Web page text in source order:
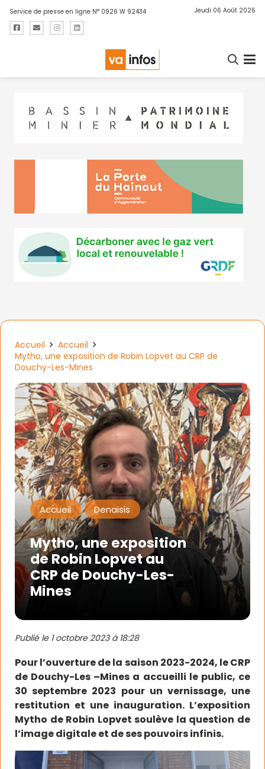
Service de presse en ligne N° 0926 W 92434 Jeudi 06 Août 2026
Accueil
Accueil
Mytho, une exposition de Robin Lopvet au CRP de
Douchy-Les-Mines
Accueil Denaisis
Mytho, une exposition
de Robin Lopvet au
CRP de Douchy-Les-
Mines
Publié le 1 octobre 2023 à 18:28
Pour l’ouverture de la saison 2023-2024, le CRP
de Douchy-Les –Mines a accueilli le public, ce
30 septembre 2023 pour un vernissage, une
restitution et une inauguration. L’exposition
Mytho de Robin Lopvet soulève la question de
l’image digitale et de ses pouvoirs infinis.